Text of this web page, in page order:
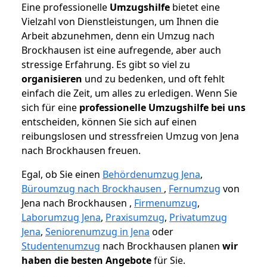
Eine professionelle Umzugshilfe bietet eine
Vielzahl von Dienstleistungen, um Ihnen die
Arbeit abzunehmen, denn ein Umzug nach
Brockhausen ist eine aufregende, aber auch
stressige Erfahrung. Es gibt so viel zu
organisieren und zu bedenken, und oft fehlt
einfach die Zeit, um alles zu erledigen. Wenn Sie
sich für eine professionelle Umzugshilfe bei uns
entscheiden, können Sie sich auf einen
reibungslosen und stressfreien Umzug von Jena
nach Brockhausen freuen.
Egal, ob Sie einen Behördenumzug Jena,
Büroumzug nach Brockhausen , Fernumzug von
Jena nach Brockhausen , Firmenumzug,
Laborumzug Jena, Praxisumzug, Privatumzug
Jena, Seniorenumzug in Jena oder
Studentenumzug nach Brockhausen planen wir
haben die besten Angebotefür Sie.